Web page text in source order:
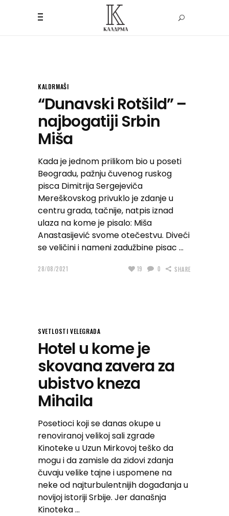
KALDRMAŠI
“Dunavski Rotšild” –
najbogatiji Srbin
Miša
Kada je jednom prilikom bio u poseti
Beogradu, pažnju čuvenog ruskog
pisca Dimitrija Sergejeviča
Mereškovskog privuklo je zdanje u
centru grada, tačnije, natpis iznad
ulaza na kome je pisalo: Miša
Anastasijević svome otečestvu. Diveći
se veličini i nameni zadužbine pisac
28/08/2021 19 0 SHARE
SVETLOSTI VELEGRADA
Hotel u kome je
skovana zavera za
ubistvo kneza
Mihaila
Posetioci koji se danas okupe u
renoviranoj velikoj sali zgrade
Kinoteke u Uzun Mirkovoj teško da
mogu i da zamisle da zidovi zdanja
čuvaju velike tajne i uspomene na
neke od najturbulentnijih događanja u
novijoj istoriji Srbije. Jer današnja
Kinoteka